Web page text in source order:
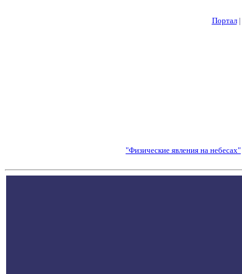
Портал|
"Физические явления на небесах"